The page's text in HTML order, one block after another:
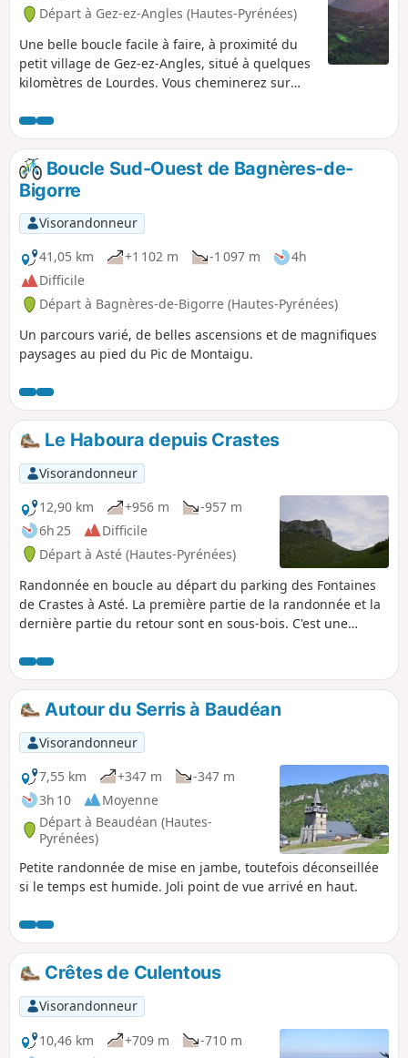
Départ à Gez-ez-Angles (Hautes-Pyrénées)
Une belle boucle facile à faire, à proximité du
petit village de Gez-ez-Angles, situé à quelques
kilomètres de Lourdes. Vous cheminerez sur
d'Aubuchous où vous pourrez profiter d'un
large panorama sur le piémont et la chaîne des
Pyrénées, avant de revenir vers le village par un
sentier plus boisé.
Boucle Sud-Ouest de Bagnères-de-
Bigorre
Visorandonneur
41,05 km
+1 102 m -1 097 m
4h
Difficile
Départ à Bagnères-de-Bigorre (Hautes-Pyrénées)
Un parcours varié, de belles ascensions et de magnifiques
paysages au pied du Pic de Montaigu.
Le Haboura depuis Crastes
Visorandonneur
12,90 km
+956 m
-957 m
6h 25
Difficile
Départ à Asté (Hautes-Pyrénées)
Randonnée en boucle au départ du parking des Fontaines
de Crastes à Asté. La première partie de la randonnée et la
dernière partie du retour sont en sous-bois. C'est une
encore en activité. Nota : cette randonnée est classée
difficile, car elle demande un certain sens de l'orientation.
Autour du Serris à Baudéan
Visorandonneur
7,55 km
+347 m
-347 m
3h 10
Moyenne
Départ à Beaudéan (Hautes-
Pyrénées)
Petite randonnée de mise en jambe, toutefois déconseillée
si le temps est humide. Joli point de vue arrivé en haut.
Crêtes de Culentous
Visorandonneur
10,46 km
+709 m
-710 m